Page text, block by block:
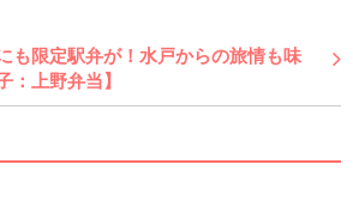
も限定駅弁が！水戸からの旅情も味
：上野弁当】